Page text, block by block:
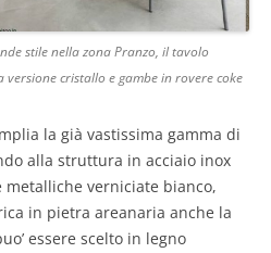
stile nella zona Pranzo, il tavolo
versione cristallo e gambe in rovere coke
la già vastissima gamma di
alla struttura in acciaio inox
verniciate bianco,
in pietra areanaria anche la
essere scelto in legno